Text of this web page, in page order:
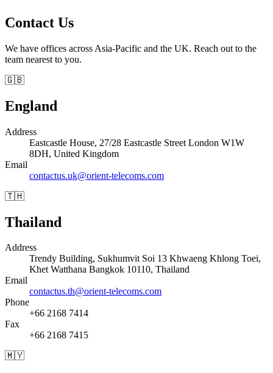
Contact Us
We have offices across Asia-Pacific and the UK. Reach out to the
team nearest to you.
🇬🇧
England
Address
Eastcastle House, 27/28 Eastcastle Street London W1W
8DH, United Kingdom
Email
contactus.uk@orient-telecoms.com
🇹🇭
Thailand
Address
Trendy Building, Sukhumvit Soi 13 Khwaeng Khlong Toei,
Khet Watthana Bangkok 10110, Thailand
Email
contactus.th@orient-telecoms.com
Phone
+66 2168 7414
Fax
+66 2168 7415
🇲🇾